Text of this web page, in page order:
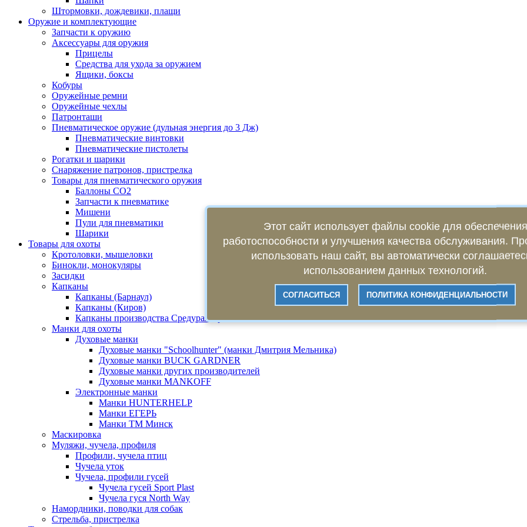
Штормовки, дождевики, плащи
Оружие и комплектующие
Запчасти к оружию
Аксессуары для оружия
Прицелы
Средства для ухода за оружием
Ящики, боксы
Кобуры
Оружейные ремни
Оружейные чехлы
Патронташи
Пневматическое оружие (дульная энергия до 3 Дж)
Пневматические винтовки
Пневматические пистолеты
Рогатки и шарики
Снаряжение патронов, пристрелка
Товары для пневматического оружия
Баллоны СО2
Запчасти к пневматике
Мишени
Пули для пневматики
Шарики
Товары для охоты
Кротоловки, мышеловки
Бинокли, монокуляры
Засидки
Капканы
Капканы (Барнаул)
Капканы (Киров)
Капканы производства Средуралстрой
Манки для охоты
Духовые манки
Духовые манки "Schoolhunter" (манки Дмитрия Мельника)
Духовые манки BUCK GARDNER
Духовые манки других производителей
Духовые манки MANKOFF
Электронные манки
Манки HUNTERHELP
Манки ЕГЕРЬ
Манки ТМ Минск
Маскировка
Муляжи, чучела, профиля
Профили, чучела птиц
Чучела уток
Чучела, профили гусей
Чучела гусей Sport Plast
Чучела гуся North Way
Намордники, поводки для собак
Стрельба, пристрелка
Этот сайт использует файлы cookie для обеспечения
работоспособности и улучшения качества обслуживания.
использовать наш сайт, вы автоматически
использованием данных технологий.
СОГЛАСИТЬСЯ ПОЛИТИКА КОНФИДЕНЦИАЛЬНОСТИ